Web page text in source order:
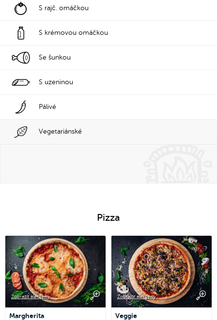
S rajč. omáčkou
S krémovou omáčkou
Se šunkou
S uzeninou
Pálivé
Vegetariánské
Pizza
Zobrazit alergeny
Margherita
Zobrazit alergeny
Veggie